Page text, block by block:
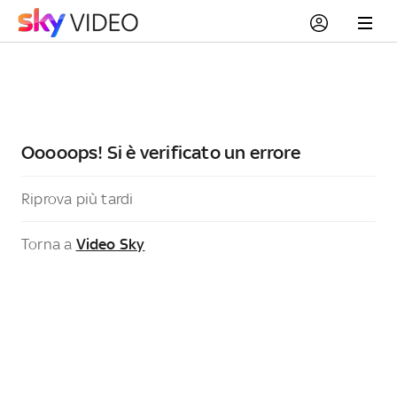
Ooooops! Si è verificato un errore
Riprova più tardi
Torna a Video Sky